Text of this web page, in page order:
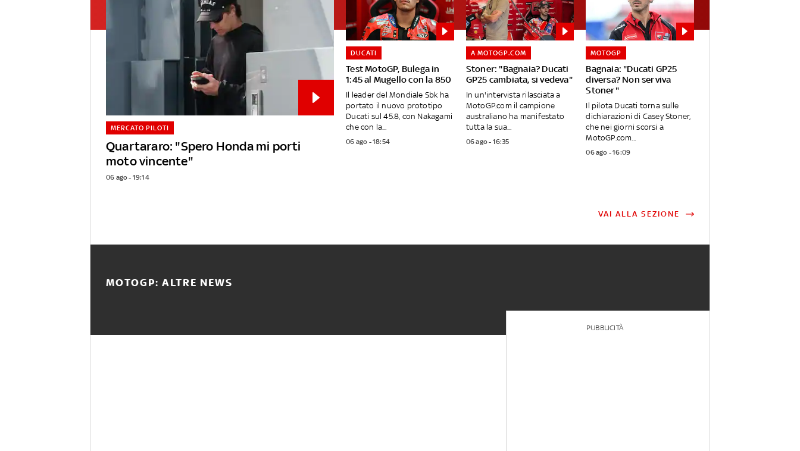
Quartararo: "Spero Honda mi porti
moto vincente"
MERCATO PILOTI
06 ago - 19:14
Test MotoGP, Bulega in
1:45 al Mugello con la 850
DUCATI
Il leader del Mondiale Sbk ha
portato il nuovo prototipo
Ducati sul 45.8, con Nakagami
che con la...
06 ago - 18:54
Stoner: "Bagnaia? Ducati
GP25 cambiata, si vedeva"
A MOTOGP.COM
In un'intervista rilasciata a
MotoGP.com il campione
australiano ha manifestato
tutta la sua...
06 ago - 16:35
Bagnaia: "Ducati GP25
diversa? Non serviva
Stoner"
MOTOGP
Il pilota Ducati torna sulle
dichiarazioni di Casey Stoner,
che nei giorni scorsi a
MotoGP.com...
06 ago - 16:09
VAI ALLA SEZIONE
MOTOGP: ALTRE NEWS
PUBBLICITÀ